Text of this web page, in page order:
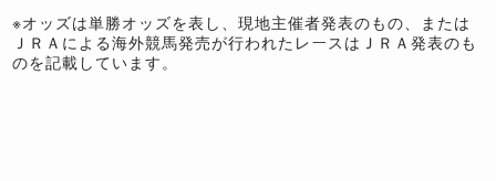
※オッズは単勝オッズを表し、現地主催者発表のもの、または
ＪＲＡによる海外競馬発売が行われたレースはＪＲＡ発表のも
のを記載しています。